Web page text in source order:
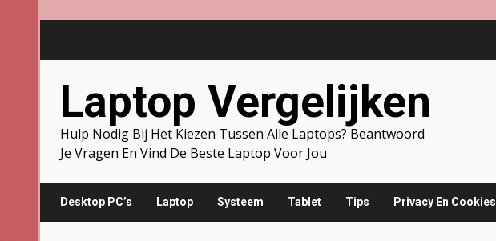
Laptop Vergelijken
Hulp Nodig Bij Het Kiezen Tussen Alle Laptops? Beantwoord
Je Vragen En Vind De Beste Laptop Voor Jou
Desktop PC’s Laptop Systeem Tablet Tips Privacy En Cookies